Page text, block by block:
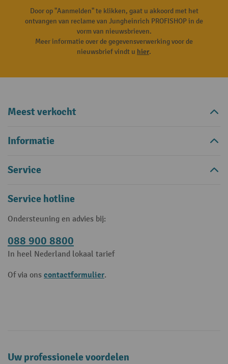
Door op "Aanmelden" te klikken, gaat u akkoord met het
ontvangen van reclame van Jungheinrich PROFISHOP in de
vorm van nieuwsbrieven.
Meer informatie over de gegevensverwerking voor de
nieuwsbrief vindt u hier.
Meest verkocht
Informatie
Service
Service hotline
Ondersteuning en advies bij:
088 900 8800
In heel Nederland lokaal tarief
Of via ons contactformulier.
Uw professionele voordelen